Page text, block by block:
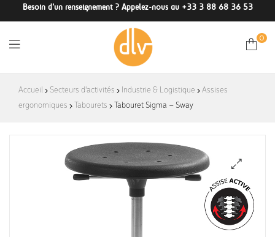
Besoin d'un renseignement ? Appelez-nous au +33 3 88 68 36 53
DLV-
France
0
Accueil Secteurs d'activités Industrie & Logistique
Assises
ergonomiques
Tabourets Tabouret Sigma – Sway